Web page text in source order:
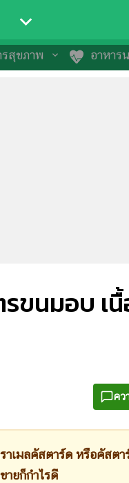
รสุขภาพ อาหาร
ขนมอบ เ
คว
มลคัสตาร์ด หรือคัสตาร์
ายก็กำไรดี